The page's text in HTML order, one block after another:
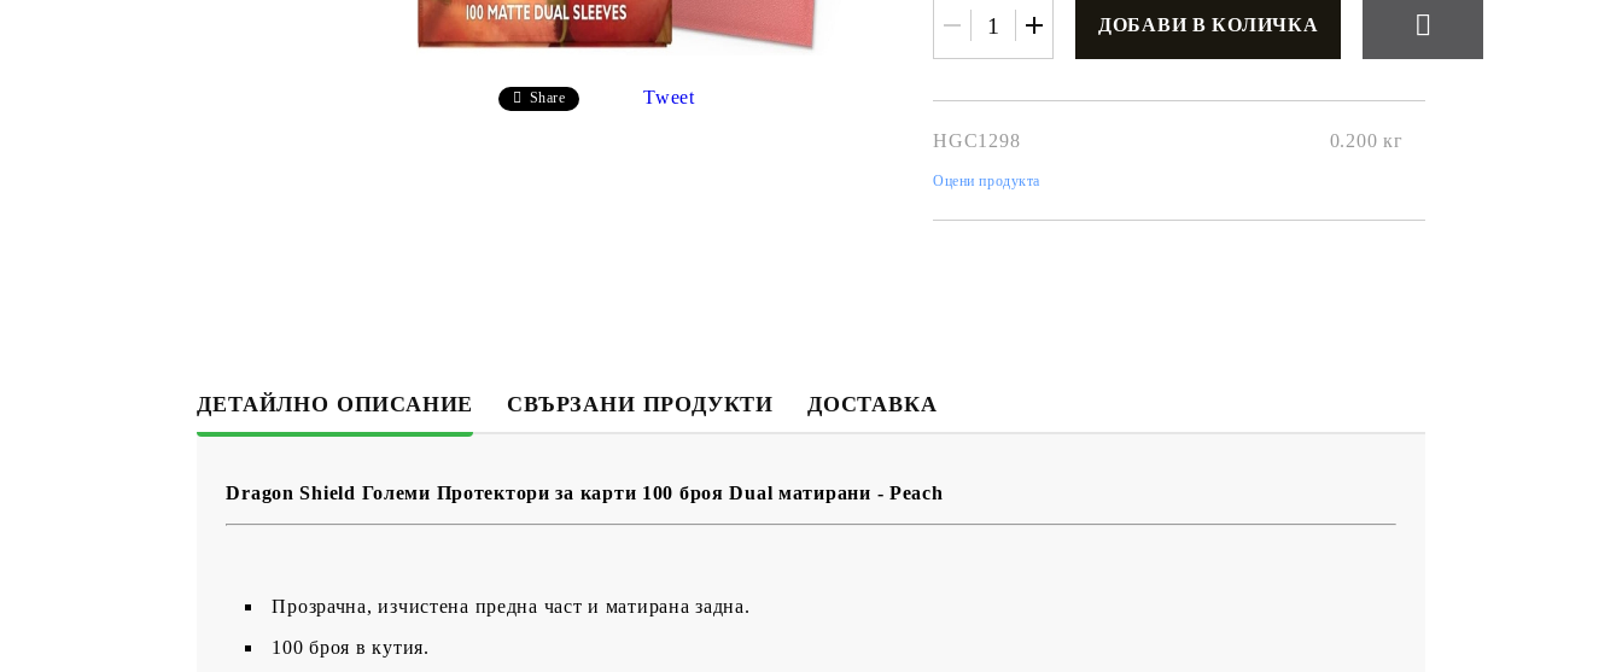
Моят профил
Вход Регистрация
USD EUR BGN RON
EN
Share Tweet
HGC1298 0.200 кг
Оцени продукта
ДЕТАЙЛНО ОПИСАНИЕ СВЪРЗАНИ ПРОДУКТИ ДОСТАВКА
Dragon Shield Големи Протектори за карти 100 броя Dual матирани - Peach
Прозрачна, изчистена предна част и матирана задна.
100 броя в кутия.